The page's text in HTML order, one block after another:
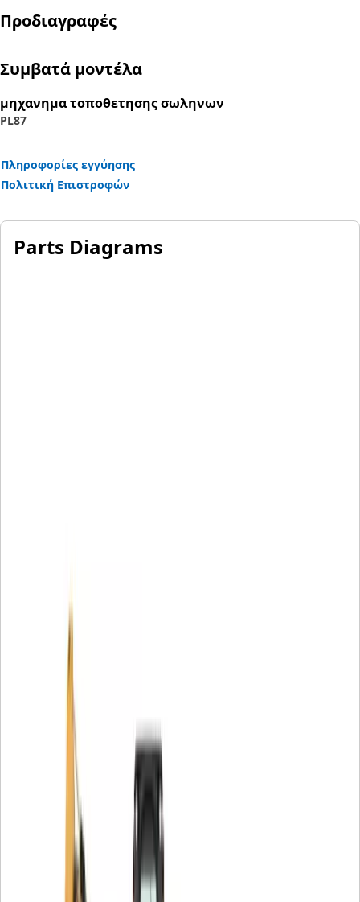
Προδιαγραφές
Συμβατά μοντέλα
μηχανημα τοποθετησης σωληνων
PL87
Πληροφορίες εγγύησης
Πολιτική Επιστροφών
Parts Diagrams